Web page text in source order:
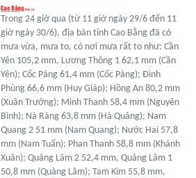
Trong 24 giờ qua (từ 11 giờ ngày 29/6 đến 11
giờ ngày 30/6), địa bàn tỉnh Cao Bằng đã có
mưa vừa, mưa to, có nơi mưa rất to như: Cần
Yên 105,2 mm, Lương Thông 1 62,1 mm (Cần
Yên); Cốc Pàng 61,4 mm (Cốc Pàng); Đình
Phùng 66,6 mm (Huy Giáp); Hồng An 80,2 mm
(Xuân Trường); Minh Thanh 58,4 mm (Nguyên
Bình); Nà Ràng 63,8 mm (Hà Quảng); Nam
Quang 2 51 mm (Nam Quang); Nước Hai 57,8
mm (Nam Tuấn); Phan Thanh 58,8 mm (Khánh
Xuân); Quảng Lâm 2 52,4 mm, Quảng Lâm 1
50,8 mm (Quảng Lâm); Tam Kim 55,8 mm,